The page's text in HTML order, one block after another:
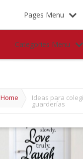
Pages Menu
Categories Menu
Home Ideas para
guarderías